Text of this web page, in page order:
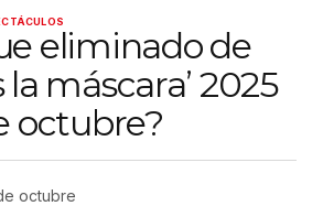
eliminado de
la máscara’ 2025
octubre?
octubre